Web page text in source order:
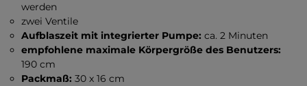
werden
zwei Ventile
Aufblaszeit mit integrierter Pumpe: ca. 2 Minuten
empfohlene maximale Körpergröße des Benutzers:
190 cm
Packmaß: 30 x 16 cm